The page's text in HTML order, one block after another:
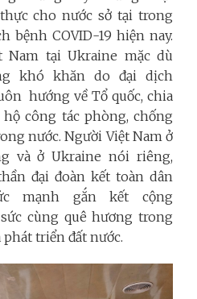
cho nước sở tại trong
bệnh COVID-19 hiện nay.
Nam tại Ukraine mặc dù
khó khăn do đại dịch
hướng về Tổ quốc, chia
công tác phòng, chống
nước. Người Việt Nam ở
và ở Ukraine nói riêng,
đại đoàn kết toàn dân
mạnh gắn kết cộng
cùng quê hương trong
triển đất nước.